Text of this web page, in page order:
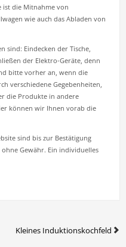
ist die Mitnahme von
wie auch das Abladen von
sind: Eindecken der Tische,
der Elektro-Geräte, denn
bitte vorher an, wenn die
verschiedene Gegebenheiten,
die Produkte in andere
können wir Ihnen vorab die
sind bis zur Bestätigung
Gewähr. Ein individuelles
Kleines Induktionskochfeld